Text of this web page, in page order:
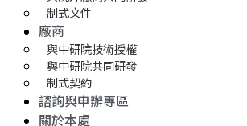
制式文件
廠商
與中研院技術授權
與中研院共同研發
制式契約
諮詢與申辦專區
關於本處